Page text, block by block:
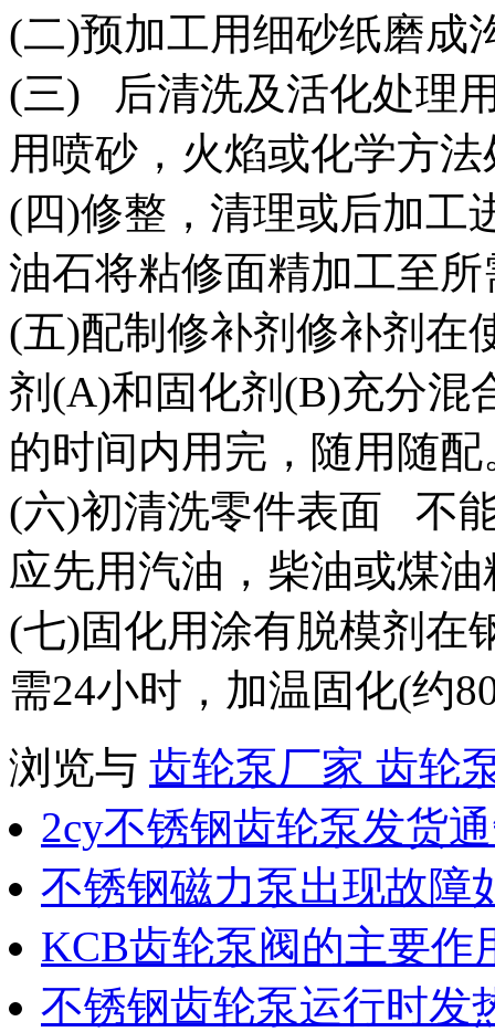
(二)预加工用细砂纸磨成
(三) 后清洗及活化处理
用喷砂，火焰或化学方
(四)修整，清理或后加工
油石将粘修面精加工至
(五)配制修补剂修补剂在
剂(A)和固化剂(B)充分混
的时间内用完，随用随配
(六)初清洗零件表面 不
应先用汽油，柴油或煤
(七)固化用涂有脱模剂在
需24小时，加温固化(约
浏览与 齿轮泵厂家 齿轮
2cy不锈钢齿轮泵发货
不锈钢磁力泵出现故障
KCB齿轮泵阀的主要作
不锈钢齿轮泵运行时发